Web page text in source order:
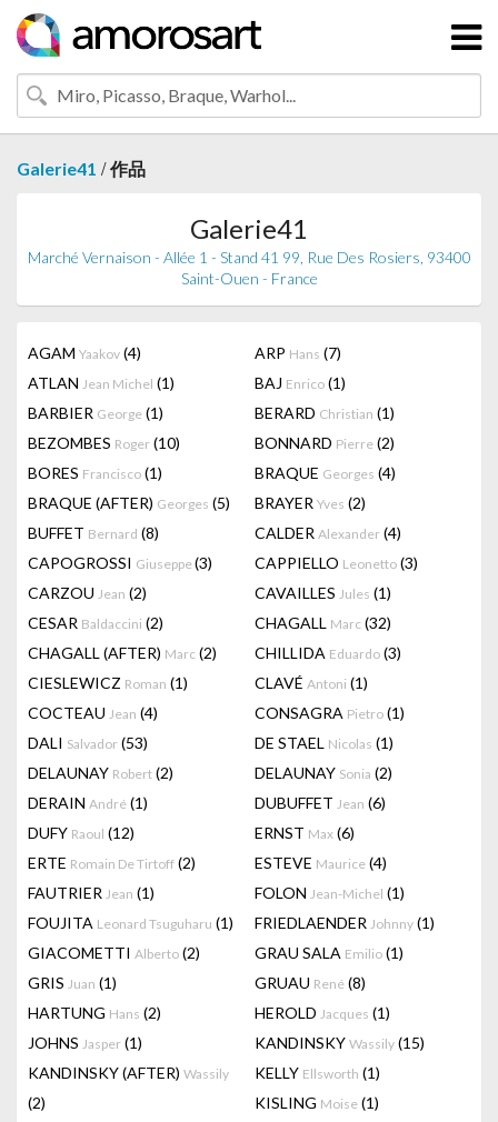
Galerie41 /作品
Galerie41
Marché Vernaison - Allée 1 - Stand 41 99, Rue Des Rosiers, 93400
Saint-Ouen - France
AGAM Yaakov (4) ARP Hans (7)
ATLAN Jean Michel (1) BAJ Enrico (1)
BARBIER George (1) BERARD Christian (1)
BEZOMBES Roger (10) BONNARD Pierre (2)
BORES Francisco (1) BRAQUE Georges (4)
BRAQUE (AFTER) Georges (5) BRAYER Yves (2)
BUFFET Bernard (8) CALDER Alexander (4)
CAPOGROSSI Giuseppe(3) CAPPIELLO Leonetto (3)
CARZOU Jean (2) CAVAILLES Jules (1)
CESAR Baldaccini (2) CHAGALL Marc (32)
CHAGALL (AFTER) Marc (2) CHILLIDA Eduardo (3)
CIESLEWICZ Roman (1) CLAVÉ Antoni (1)
COCTEAU Jean (4) CONSAGRA Pietro (1)
DALI Salvador (53) DE STAEL Nicolas (1)
DELAUNAY Robert (2) DELAUNAY Sonia (2)
DERAIN André (1) DUBUFFET Jean (6)
DUFY Raoul (12) ERNST Max (6)
ERTE Romain De Tirtoff (2) ESTEVE Maurice (4)
FAUTRIER Jean (1) FOLON Jean-Michel (1)
FOUJITA Leonard Tsuguharu (1) FRIEDLAENDER Johnny (1)
GIACOMETTI Alberto (2) GRAU SALA Emilio (1)
GRIS Juan (1) GRUAU René (8)
HARTUNG Hans (2) HEROLD Jacques (1)
JOHNS Jasper (1) KANDINSKY Wassily (15)
KANDINSKY (AFTER) Wassily
(2)
KELLY Ellsworth (1)
KISLING Moise (1)